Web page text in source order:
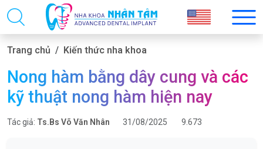
Trang chủ Kiến thức nha khoa
Nong hàm bằng dây cung và các
kỹ thuật nong hàm hiện nay
Tác giả: Ts.Bs Võ Văn Nhân 31/08/2025 9.673